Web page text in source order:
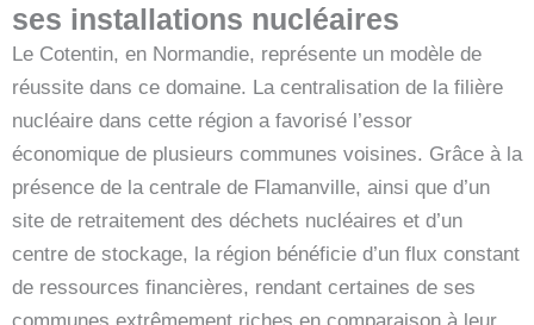
ses installations nucléaires
Le Cotentin, en Normandie, représente un modèle de
réussite dans ce domaine. La centralisation de la filière
nucléaire dans cette région a favorisé l’essor
économique de plusieurs communes voisines. Grâce à la
présence de la centrale de Flamanville, ainsi que d’un
site de retraitement des déchets nucléaires et d’un
centre de stockage, la région bénéficie d’un flux constant
de ressources financières, rendant certaines de ses
communes extrêmement riches en comparaison à leur